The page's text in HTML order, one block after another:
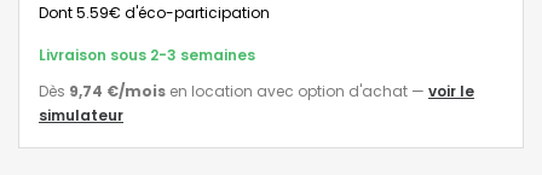
Dont 5.59€ d'éco-participation
Livraison sous 2-3 semaines
Dès 9,74 €/mois en location avec option d'achat — voir le
simulateur